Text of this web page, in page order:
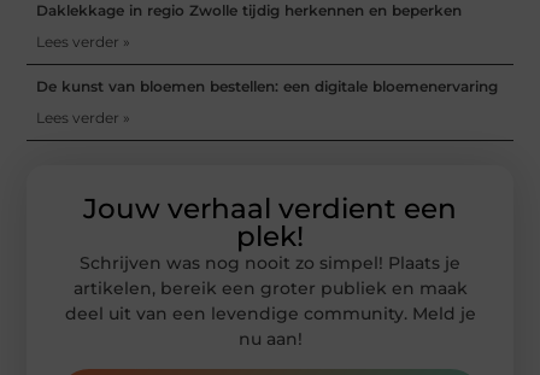
Daklekkage in regio Zwolle tijdig herkennen en beperken
Lees verder »
De kunst van bloemen bestellen: een digitale bloemenervaring
Lees verder »
Jouw verhaal verdient een
plek!
Schrijven was nog nooit zo simpel! Plaats je
artikelen, bereik een groter publiek en maak
deel uit van een levendige community. Meld je
nu aan!